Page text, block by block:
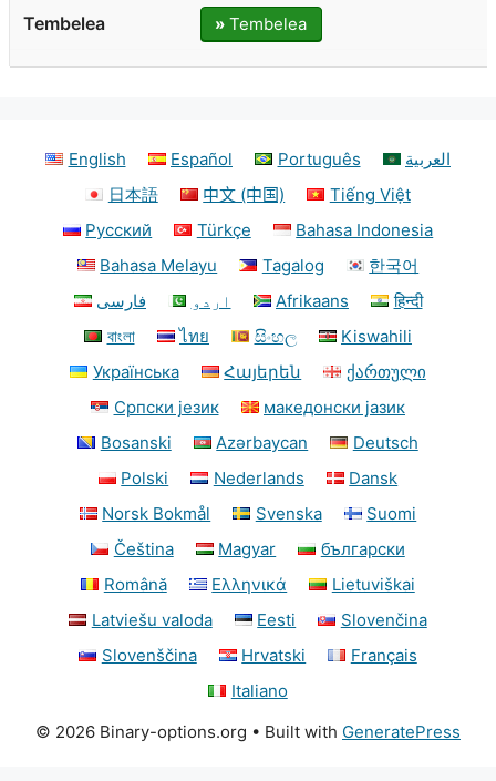
» Tembelea
English Español Português
العربية
日本語
中文 (中国)
Tiếng Việt
Русский
Türkçe
Bahasa Indonesia
Bahasa Melayu
Tagalog
한국어
فارسی
اردو Afrikaans
हिन्दी
বাংলা
ไทย සිංහල
Kiswahili
Українська
Հայերեն
ქართული
Српски језик
македонски јазик
Bosanski
Azərbaycan
Deutsch
Polski
Nederlands
Dansk
Norsk Bokmål
Svenska
Suomi
Čeština
Magyar
български
Română
Ελληνικά
Lietuviškai
Latviešu valoda
Eesti
Slovenčina
Slovenščina
Hrvatski
Français
Italiano
© 2026 Binary-options.org • Built with GeneratePress